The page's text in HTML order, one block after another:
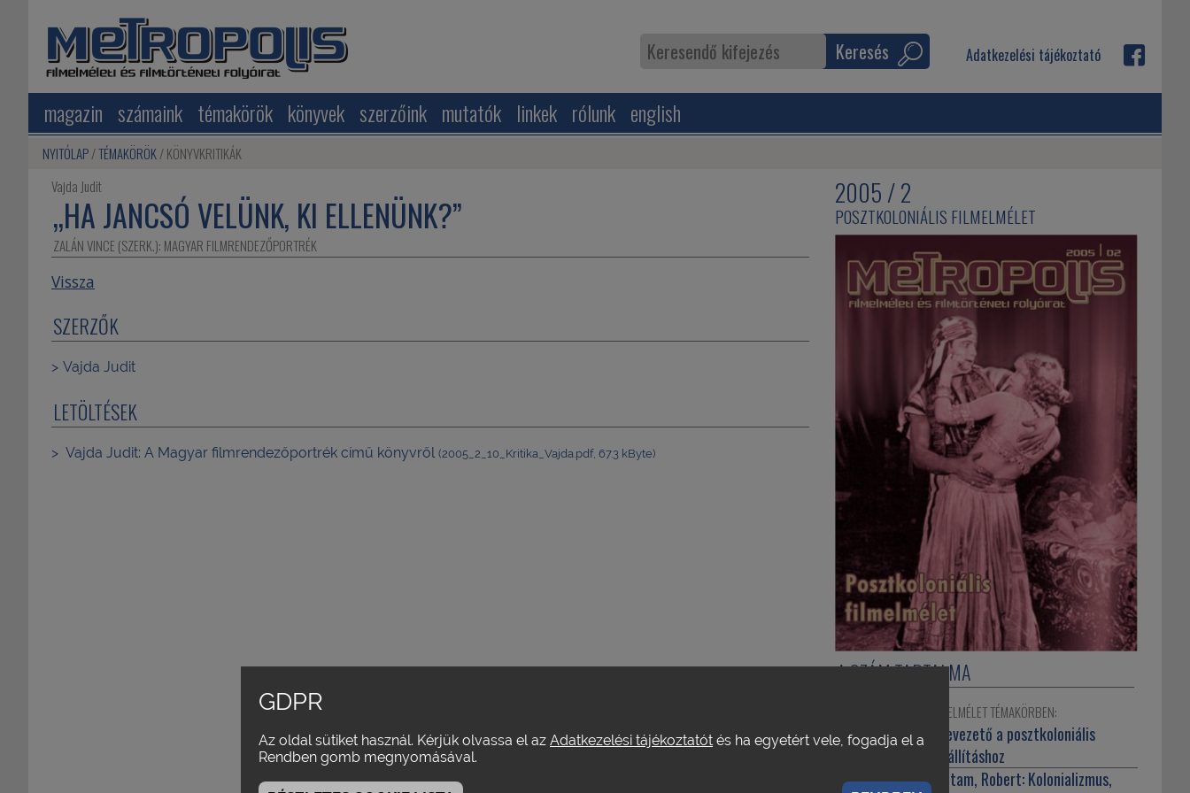
magazin számaink témakörök könyvek szerzőink mutatók linkek rólunk english
Keresés Adatkezelési tájékoztató
NYITÓLAP TÉMAKÖRÖK KÖNYVKRITIKÁK
Vajda Judit
„HA JANCSÓ VELÜNK, KI ELLENÜNK?”
ZALÁN VINCE (SZERK.): MAGYAR FILMRENDEZŐPORTRÉK
Vissza
SZERZŐK
Vajda Judit
LETÖLTÉSEK
Vajda Judit: A Magyar filmrendezőportrék című könyvről (2005_2_10_Kritika_Vajda.pdf, 67.3 kByte)
2005 / 2
POSZTKOLONIÁLIS FILMELMÉLET
A SZÁM TARTALMA
POSZTKOLONIÁLIS FILMELMÉLET TÉMAKÖRBEN:
Szerkesztőség:
Bevezető a posztkoloniális
filmelmélet összeállításhoz
Spence, Luise – Stam, Robert:Kolonializmus,
GDPR
Az oldal sütiket használ. Kérjük olvassa el az Adatkezelési tájékoztatót és ha egyetért vele, fogadja el a
Rendben gomb megnyomásával.